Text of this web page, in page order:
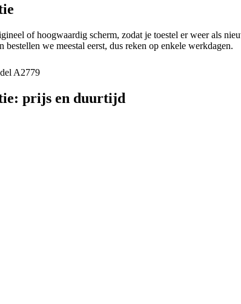
of hoogwaardig scherm, zodat je toestel er weer als
bestellen we meestal eerst, dus reken op enkele werkdagen.
A2779
: prijs en duurtijd